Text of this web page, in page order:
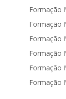
Formação
Formação
Formação
Formação
Formação
Formação